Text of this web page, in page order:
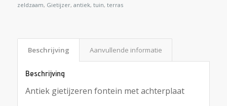
zeldzaam, Gietijzer, antiek, tuin, terras
Beschrijving Aanvullende informatie
Beschrijving
Antiek gietijzeren fontein met achterplaat